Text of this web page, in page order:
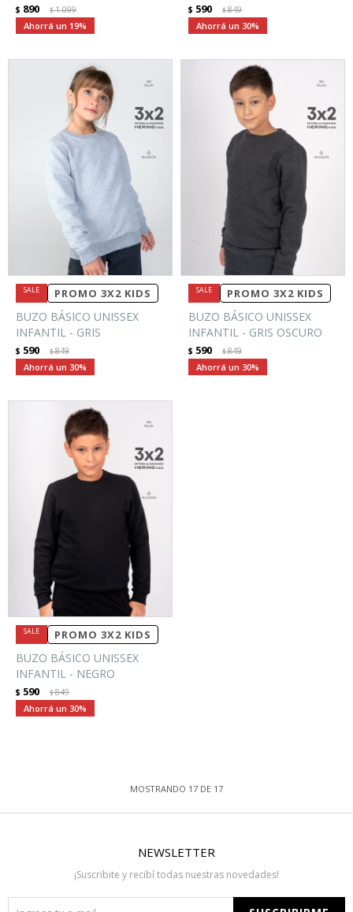
$ 890 $1.099
19
$ 590 $849
30
PROMO 3X2 KIDS
BUZO BÁSICO UNISSEX
INFANTIL - GRIS
$ 590 $849
30
PROMO 3X2 KIDS
BUZO BÁSICO UNISSEX
INFANTIL - GRIS OSCURO
$ 590 $849
30
PROMO 3X2 KIDS
BUZO BÁSICO UNISSEX
INFANTIL - NEGRO
$ 590 $849
30
MOSTRANDO 17 DE 17
NEWSLETTER
¡Suscribite y recibí todas nuestras novedades!